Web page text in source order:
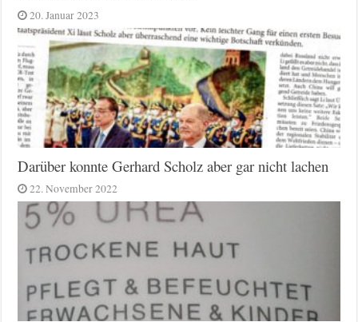
20. Januar 2023
Darüber konnte Gerhard Scholz aber gar nicht lachen
22. November 2022